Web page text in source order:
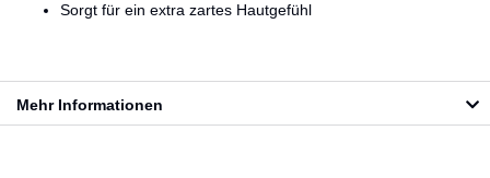
Sorgt für ein extra zartes Hautgefühl
Mehr Informationen